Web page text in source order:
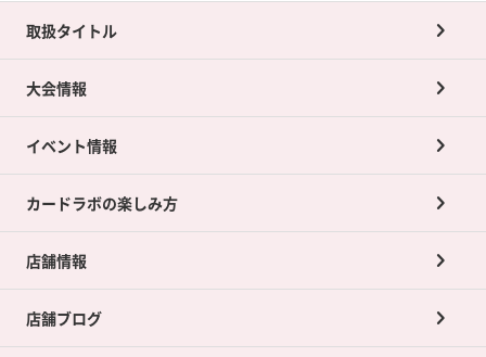
取扱タイトル
大会情報
イベント情報
カードラボの楽しみ方
店舗情報
店舗ブログ